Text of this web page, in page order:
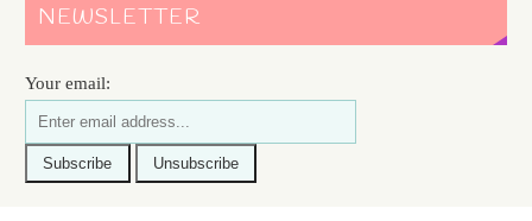
NEWSLETTER
Your email: